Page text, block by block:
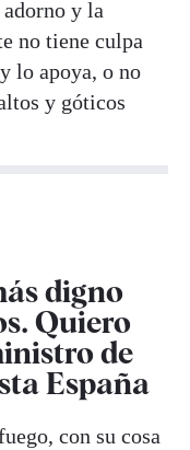
y la
no tiene culpa
lo apoya, o no
y góticos
digno
Quiero
de
España
con su cosa